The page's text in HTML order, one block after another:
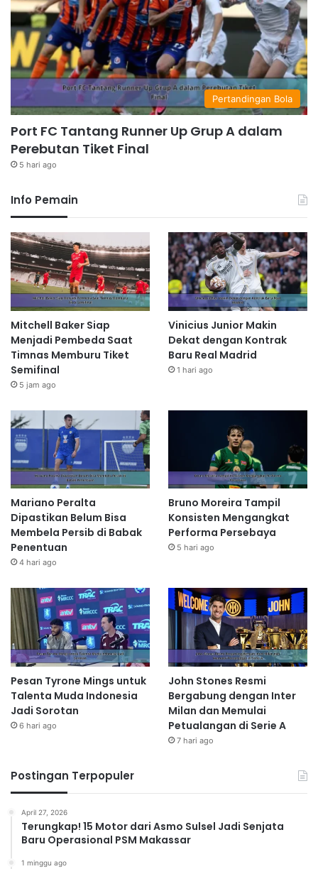
Pertandingan Bola
Port FC Tantang Runner Up Grup A dalam
Perebutan Tiket Final
5 hari ago
Info Pemain
Mitchell Baker Siap
Menjadi Pembeda Saat
Timnas Memburu Tiket
Semifinal
5 jam ago
Vinicius Junior Makin
Dekat dengan Kontrak
Baru Real Madrid
1 hari ago
Mariano Peralta
Dipastikan Belum Bisa
Membela Persib di Babak
Penentuan
4 hari ago
Bruno Moreira Tampil
Konsisten Mengangkat
Performa Persebaya
5 hari ago
Pesan Tyrone Mings untuk
Talenta Muda Indonesia
Jadi Sorotan
6 hari ago
John Stones Resmi
Bergabung dengan Inter
Milan dan Memulai
Petualangan di Serie A
7 hari ago
Postingan Terpopuler
April 27, 2026
Terungkap! 15 Motor dari Asmo Sulsel Jadi Senjata
Baru Operasional PSM Makassar
1 minggu ago